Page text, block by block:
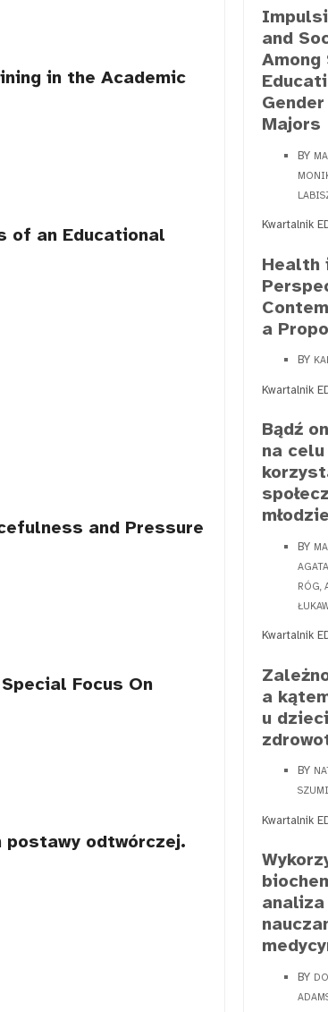
in the Academic
of an Educational
and Pressure
Focus On
odtwórczej.
and
Majors
BY
Kwartalnik
Health
a
BY
Kwartalnik
Bądź
na
BY
RÓG,
Kwartalnik
a
u
BY
Kwartalnik
BY